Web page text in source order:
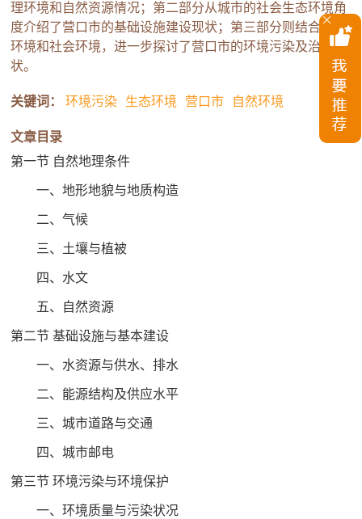
理环境和自然资源情况；第二部分从城市的社会生态环境角
度介绍了营口市的基础设施建设现状；第三部分则结合自然
环境和社会环境，进一步探讨了营口市的环境污染及治理现
状。
关键词： 环境污染 生态环境 营口市 自然环境
文章目录
第一节 自然地理条件
一、地形地貌与地质构造
二、气候
三、土壤与植被
四、水文
五、自然资源
第二节 基础设施与基本建设
一、水资源与供水、排水
二、能源结构及供应水平
三、城市道路与交通
四、城市邮电
第三节 环境污染与环境保护
一、环境质量与污染状况